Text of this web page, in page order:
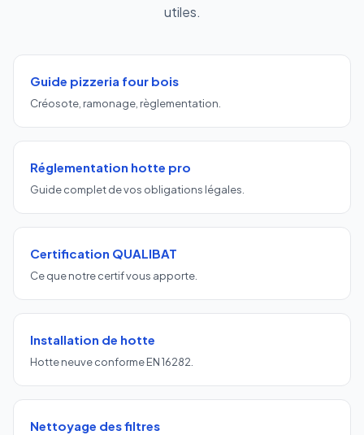
utiles.
Guide pizzeria four bois
Créosote, ramonage, règlementation.
Réglementation hotte pro
Guide complet de vos obligations légales.
Certification QUALIBAT
Ce que notre certif vous apporte.
Installation de hotte
Hotte neuve conforme EN 16282.
Nettoyage des filtres